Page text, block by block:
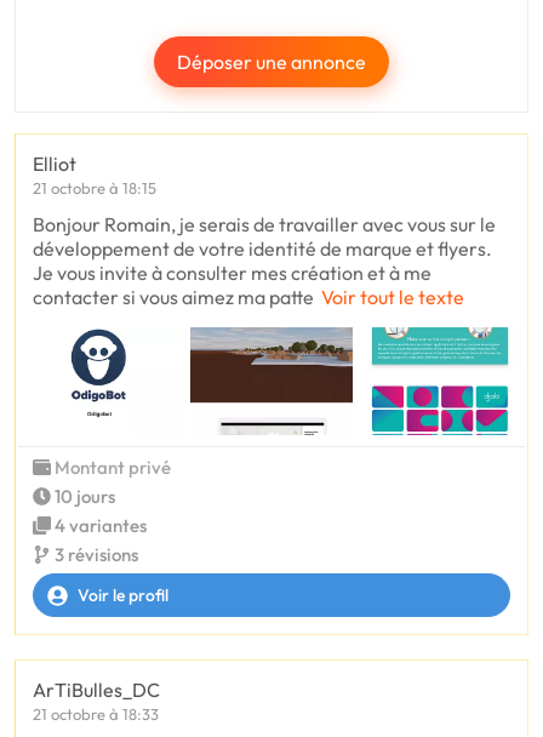
Déposer une annonce
Elliot
21 octobre à 18:15
Bonjour Romain, je serais de travailler avec vous sur le
développement de votre identité de marque et flyers.
Je vous invite à consulter mes création et à me
contacter si vous aimez ma patte Voir tout le texte
Montant privé
10 jours
4 variantes
3 révisions
Voir le profil
ArTiBulles_DC
21 octobre à 18:33